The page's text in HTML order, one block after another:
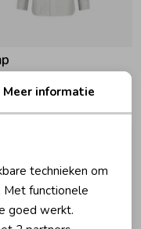
Meer informatie
technieken om
Met functionele
goed werkt.